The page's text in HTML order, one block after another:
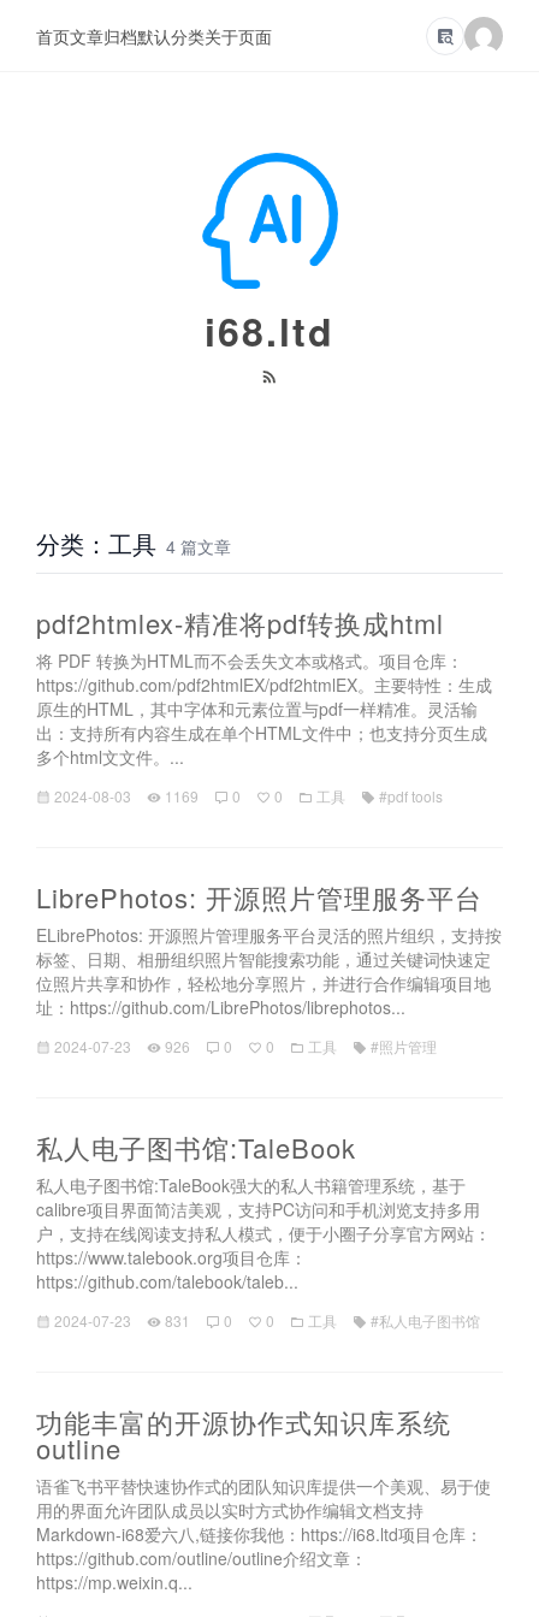
i68.ltd
首页文章归档默认分类关于页面
分类：工具 4 篇文章
pdf2htmlex-精准将pdf转换成html
将 PDF 转换为HTML而不会丢失文本或格式。项目仓库：
https://github.com/pdf2htmlEX/pdf2htmlEX。主要特性：生成
原生的HTML，其中字体和元素位置与pdf一样精准。灵活输
出：支持所有内容生成在单个HTML文件中；也支持分页生成
多个html文文件。...
2024-08-03 1169 0 0 工具 #pdf tools
LibrePhotos: 开源照片管理服务平台
ELibrePhotos: 开源照片管理服务平台灵活的照片组织，支持按
标签、日期、相册组织照片智能搜索功能，通过关键词快速定
位照片共享和协作，轻松地分享照片，并进行合作编辑项目地
址：https://github.com/LibrePhotos/librephotos...
2024-07-23 926 0 0 工具 #照片管理
私人电子图书馆:TaleBook
私人电子图书馆:TaleBook强大的私人书籍管理系统，基于
calibre项目界面简洁美观，支持PC访问和手机浏览支持多用
户，支持在线阅读支持私人模式，便于小圈子分享官方网站：
https://www.talebook.org项目仓库：
https://github.com/talebook/taleb...
2024-07-23 831 0 0 工具 #私人电子图书馆
功能丰富的开源协作式知识库系统
outline
语雀飞书平替快速协作式的团队知识库提供一个美观、易于使
用的界面允许团队成员以实时方式协作编辑文档支持
Markdown-i68爱六八,链接你我他：https://i68.ltd项目仓库：
https://github.com/outline/outline介绍文章：
https://mp.weixin.q...